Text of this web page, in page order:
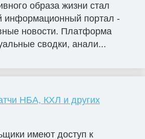
образа жизни стал
информационный портал -
новости. Платформа
сводки, анали...
НБА, КХЛ и других
имеют доступ к